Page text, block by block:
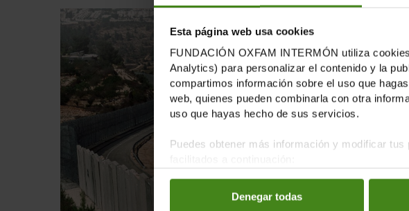
Esta página web usa cookies
FUNDACIÓN OXFAM INTERMÓN utiliza
Analytics) para personalizar el contenido y la
compartimos información sobre el uso que
web, quienes pueden combinarla con otra
uso que hayas hecho de sus servicios.
Puedes obtener más información y modificar
Denegar todas